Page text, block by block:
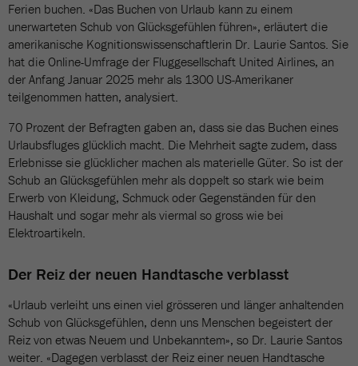
Ferien buchen. «Das Buchen von Urlaub kann zu einem
unerwarteten Schub von Glücksgefühlen führen», erläutert die
amerikanische Kognitionswissenschaftlerin Dr. Laurie Santos. Sie
hat die Online-Umfrage der Fluggesellschaft United Airlines, an
der Anfang Januar 2025 mehr als 1300 US-Amerikaner
teilgenommen hatten, analysiert.
70 Prozent der Befragten gaben an, dass sie das Buchen eines
Urlaubsfluges glücklich macht. Die Mehrheit sagte zudem, dass
Erlebnisse sie glücklicher machen als materielle Güter. So ist der
Schub an Glücksgefühlen mehr als doppelt so stark wie beim
Erwerb von Kleidung, Schmuck oder Gegenständen für den
Haushalt und sogar mehr als viermal so gross wie bei
Elektroartikeln.
Der Reiz der neuen Handtasche verblasst
«Urlaub verleiht uns einen viel grösseren und länger anhaltenden
Schub von Glücksgefühlen, denn uns Menschen begeistert der
Reiz von etwas Neuem und Unbekanntem», so Dr. Laurie Santos
weiter. «Dagegen verblasst der Reiz einer neuen Handtasche